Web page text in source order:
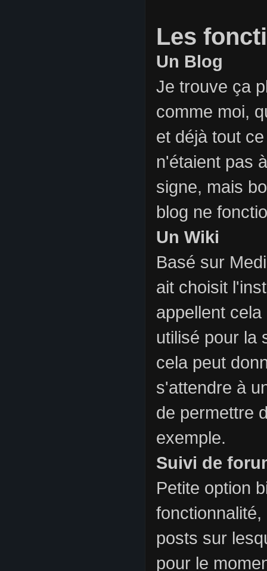
Les
Un Blog
Je trouve ça
comme moi,
et déjà tout
n'étaient pas
signe, mais
blog ne
Un Wiki
Basé sur
ait choisit
appellent
utilisé pour la
cela peut
s'attendre à
de permettre
exemple.
Suivi de
Petite option
posts sur
pour le